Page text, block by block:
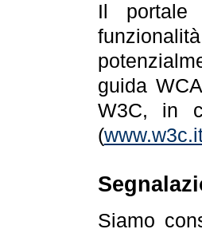
Il portale
guida
W3C, in
(
Siamo